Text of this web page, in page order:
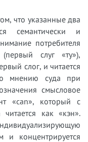
что указанные два
семантически и
потребителя
слуг «ту»),
слог, и читается
мнению суда при
смысловое
«can», который с
как «кэн».
концентрируется